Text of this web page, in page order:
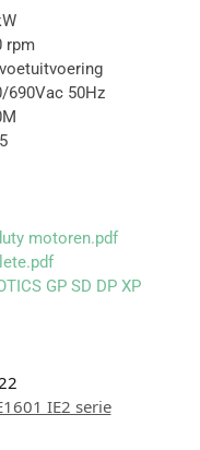
rpm
690Vac 50Hz
motoren.pdf
GP SD DP XP
IE2 serie